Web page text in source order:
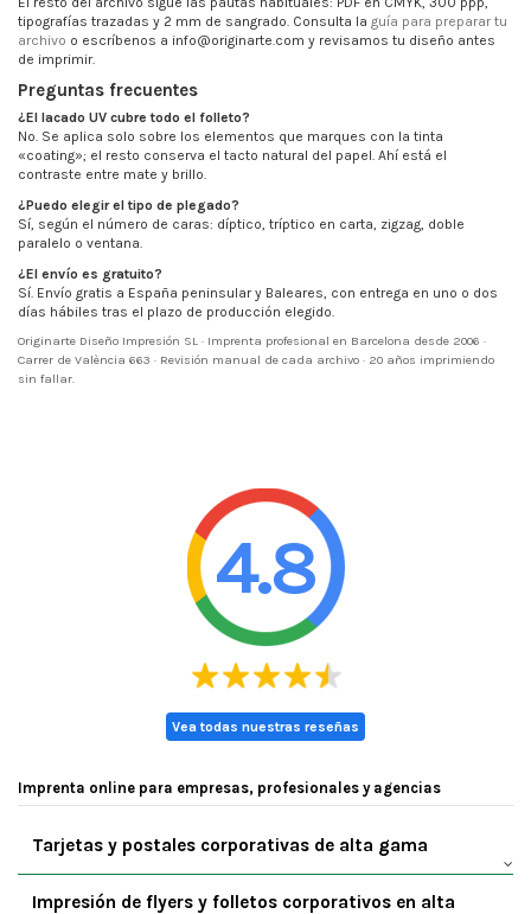
tipografías trazadas y 2 mm de sangrado. Consulta la guía para preparar tu
archivo o escríbenos a info@originarte.com y revisamos tu diseño antes
de imprimir.
Preguntas frecuentes
¿El lacado UV cubre todo el folleto?
No. Se aplica solo sobre los elementos que marques con la tinta
«coating»; el resto conserva el tacto natural del papel. Ahí está el
contraste entre mate y brillo.
¿Puedo elegir el tipo de plegado?
Sí, según el número de caras: díptico, tríptico en carta, zigzag, doble
paralelo o ventana.
¿El envío es gratuito?
Sí. Envío gratis a España peninsular y Baleares, con entrega en uno o dos
días hábiles tras el plazo de producción elegido.
Originarte Diseño Impresión SL · Imprenta profesional en Barcelona desde 2006 ·
Carrer de València 663 · Revisión manual de cada archivo · 20 años imprimiendo
sin fallar.
4.8
Vea todas nuestras reseñas
Imprenta online para empresas, profesionales y agencias
Tarjetas y postales corporativas de alta gama
Impresión de flyers y folletos corporativos en alta